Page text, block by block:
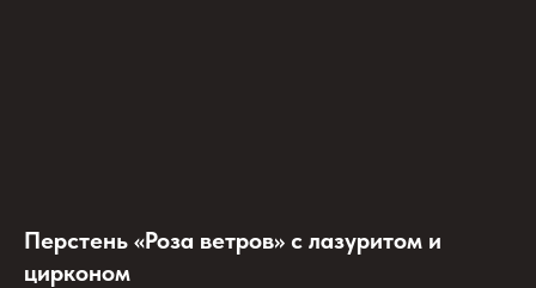
Перстень «Роза ветров» с лазуритом и
цирконом